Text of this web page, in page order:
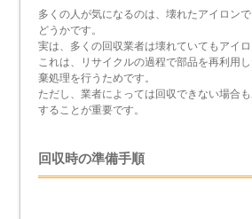
多くの人が気になるのは、壊れたアイロン
どうかです。
実は、多くの回収業者は壊れていてもアイロ
これは、リサイクルの過程で部品を再利用
棄処理を行うためです。
ただし、業者によっては回収できない場合
することが重要です。
回収時の準備手順